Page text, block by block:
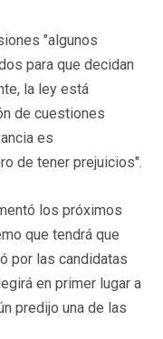
"algunos
para que decidan
la ley está
de cuestiones
es
de tener prejuicios".
los próximos
que tendrá que
por las candidatas
en primer lugar a
predijo una de las